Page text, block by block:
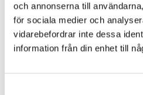
och annonserna till
för sociala medier och
vidarebefordrar inte dessa
information från din enhet till
Kort om Gryaab
Nyheter
Styrelse
Publikationer och
Säkerhetsinformation